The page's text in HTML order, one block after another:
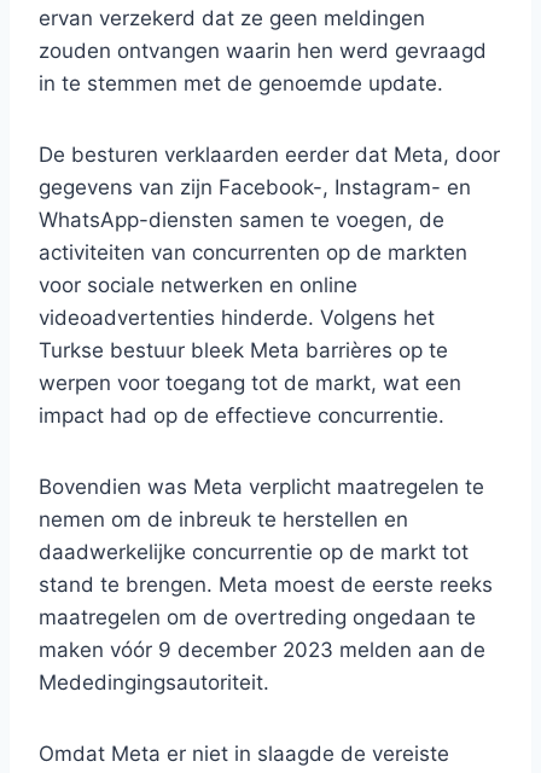
ervan verzekerd dat ze geen meldingen
zouden ontvangen waarin hen werd gevraagd
in te stemmen met de genoemde update.
De besturen verklaarden eerder dat Meta, door
gegevens van zijn Facebook-, Instagram- en
WhatsApp-diensten samen te voegen, de
activiteiten van concurrenten op de markten
voor sociale netwerken en online
videoadvertenties hinderde. Volgens het
Turkse bestuur bleek Meta barrières op te
werpen voor toegang tot de markt, wat een
impact had op de effectieve concurrentie.
Bovendien was Meta verplicht maatregelen te
nemen om de inbreuk te herstellen en
daadwerkelijke concurrentie op de markt tot
stand te brengen. Meta moest de eerste reeks
maatregelen om de overtreding ongedaan te
maken vóór 9 december 2023 melden aan de
Mededingingsautoriteit.
Omdat Meta er niet in slaagde de vereiste